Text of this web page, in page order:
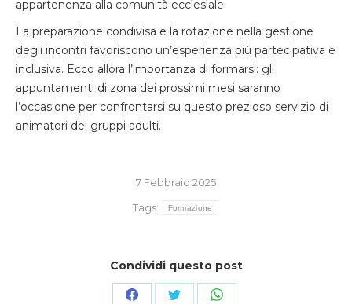
appartenenza alla comunità ecclesiale.
La preparazione condivisa e la rotazione nella gestione
degli incontri favoriscono un’esperienza più partecipativa e
inclusiva. Ecco allora l’importanza di formarsi: gli
appuntamenti di zona dei prossimi mesi saranno
l’occasione per confrontarsi su questo prezioso servizio di
animatori dei gruppi adulti.
7 Febbraio 2025
Tags:
Formazione
Condividi questo post